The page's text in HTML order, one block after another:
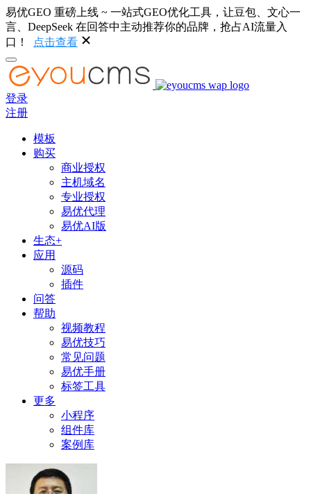
易优GEO 重磅上线 ~ 一站式GEO优化工具，让豆包、文心一
言、DeepSeek 在回答中主动推荐你的品牌，抢占AI流量入
口！
点击查看
登录
注册
模板
购买
商业授权
主机域名
专业授权
易优代理
易优AI版
生态+
应用
源码
插件
问答
帮助
视频教程
易优技巧
常见问题
易优手册
标签工具
更多
小程序
组件库
案例库